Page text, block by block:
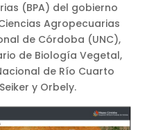
(BPA) del gobierno
Agropecuarias
de Córdoba (UNC),
de Biología Vegetal,
de Río Cuarto
y Orbely.